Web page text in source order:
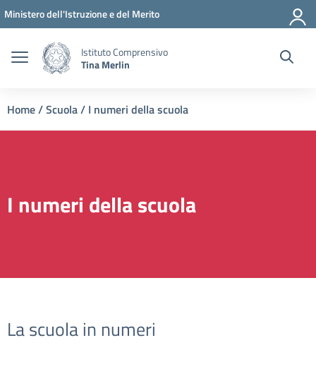
Vai ai contenuti
Vai al menu di navigazione
Vai al footer
Ministero dell'Istruzione e del Merito
Istituto Comprensivo
Tina Merlin
Home/Scuola/ I numeri della scuola
I numeri della scuola
La scuola in numeri